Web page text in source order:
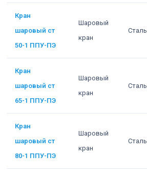
Кран
шаровый ст
50-1 ППУ-ПЭ
Шаровый
кран
Сталь
Кран
шаровый ст
65-1 ППУ-ПЭ
Шаровый
кран
Сталь
Кран
шаровый ст
80-1 ППУ-ПЭ
Шаровый
кран
Сталь